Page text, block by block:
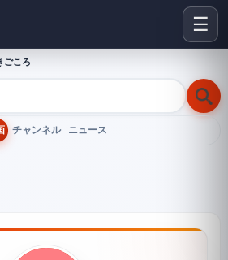
☰
ごころ
チャンネル ニュース